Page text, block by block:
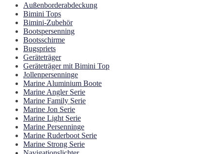
Außenborderabdeckung
Bimini Tops
Bimini-Zubehör
Bootspersenning
Bootsschirme
Bugspriets
Geräteträger
Geräteträger mit Bimini Top
Jollenpersenninge
Marine Aluminium Boote
Marine Angler Serie
Marine Family Serie
Marine Jon Serie
Marine Light Serie
Marine Persenninge
Marine Ruderboot Serie
Marine Strong Serie